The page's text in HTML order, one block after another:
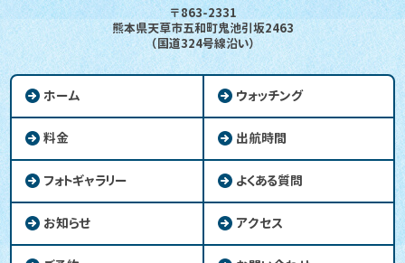
〒863-2331
熊本県天草市五和町鬼池引坂2463
（国道324号線沿い）
ホーム ウォッチング
料金 出航時間
フォトギャラリー よくある質問
お知らせ アクセス